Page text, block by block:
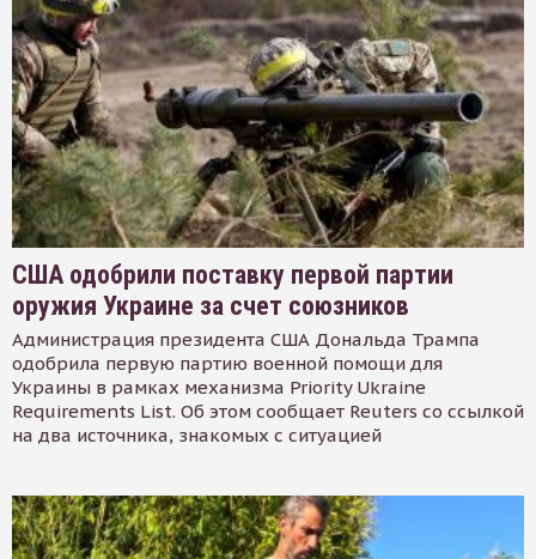
США одобрили поставку первой партии
оружия Украине за счет союзников
Администрация президента США Дональда Трампа
одобрила первую партию военной помощи для
Украины в рамках механизма Priority Ukraine
Requirements List. Об этом сообщает Reuters со ссылкой
на два источника, знакомых с ситуацией